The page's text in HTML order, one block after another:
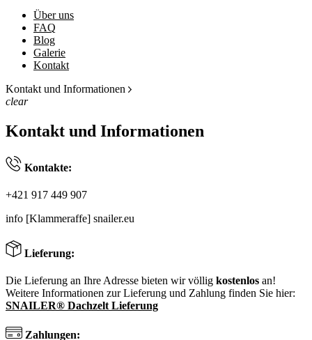
Über uns
FAQ
Blog
Galerie
Kontakt
Kontakt und Informationen
clear
Kontakt und Informationen
Kontakte:
+421 917 449 907
info [Klammeraffe] snailer.eu
Lieferung:
Die Lieferung an Ihre Adresse bieten wir völlig kostenlos an!
Weitere Informationen zur Lieferung und Zahlung finden Sie hier:
SNAILER® Dachzelt Lieferung
Zahlungen: